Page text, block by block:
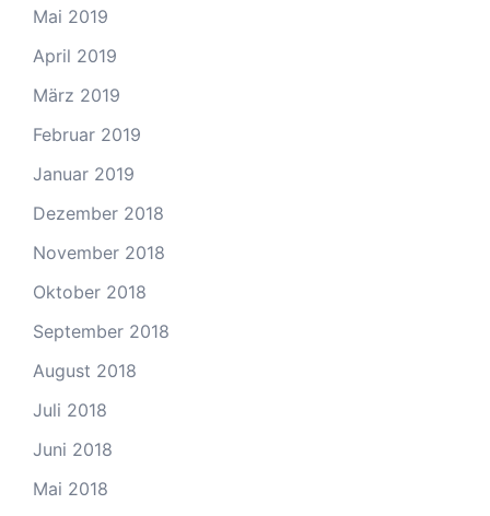
Mai 2019
April 2019
März 2019
Februar 2019
Januar 2019
Dezember 2018
November 2018
Oktober 2018
September 2018
August 2018
Juli 2018
Juni 2018
Mai 2018